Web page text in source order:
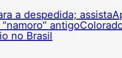
a despedida; assista
antigo
no Brasil